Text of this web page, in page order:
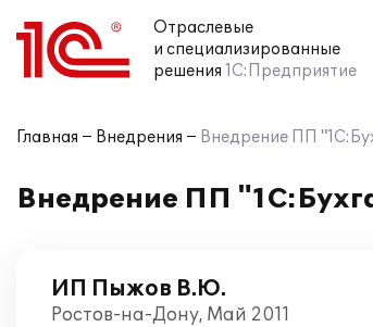
Отраслевые
и специализированные
решения 1С:Предприятие
Главная Внедрения Внедрение ПП
Внедрение ПП
ИП Пыжов В.Ю.
Ростов-на-Дону, Май 2011